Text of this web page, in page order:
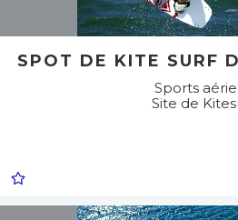
SPOT DE KITE SURF
Sports
Site de